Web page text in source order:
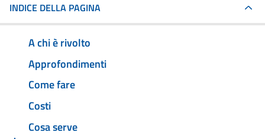
INDICE DELLA PAGINA
A chi è rivolto
Approfondimenti
Come fare
Costi
Cosa serve